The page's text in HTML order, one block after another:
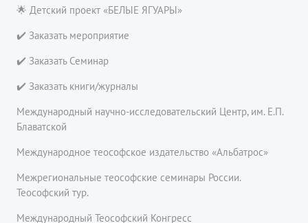
🌟 Детский проект «БЕЛЫЕ ЯГУАРЫ»
✔️ Заказать мероприятие
✔️ Заказать Семинар
✔️ Заказать книги/журналы
Международный научно-исследовательский Центр, им. Е.П.
Блаватской
Международное теософское издательство «Альбатрос»
Межрегиональные теософские семинары России.
Теософский тур.
Международный Теософский Конгресс